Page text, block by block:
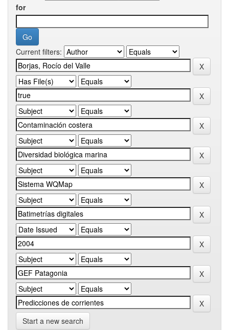
for
Current filters:
Start a new search